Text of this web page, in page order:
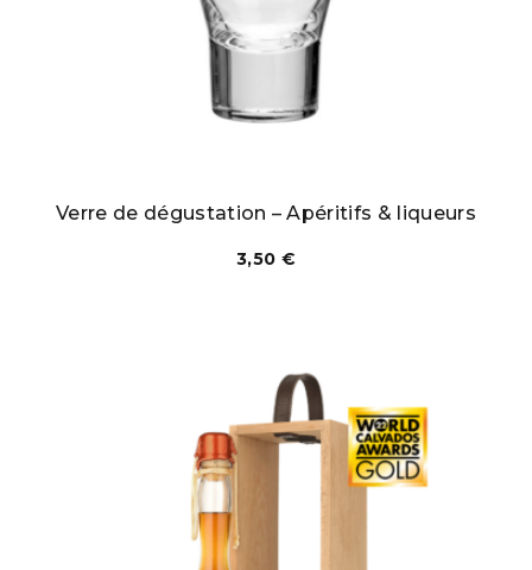
Verre de dégustation – Apéritifs & liqueurs
3,50 €